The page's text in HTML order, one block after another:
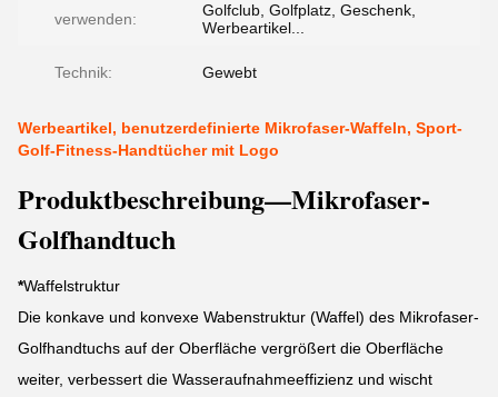
verwenden:
Golfclub, Golfplatz, Geschenk,
Werbeartikel...
Technik: Gewebt
Werbeartikel, benutzerdefinierte Mikrofaser-Waffeln, Sport-
Golf-Fitness-Handtücher mit Logo
Produktbeschreibung—Mikrofaser-
Golfhandtuch
*Waffelstruktur
Die konkave und konvexe Wabenstruktur (Waffel) des Mikrofaser-
Golfhandtuchs auf der Oberfläche vergrößert die Oberfläche
weiter, verbessert die Wasseraufnahmeeffizienz und wischt